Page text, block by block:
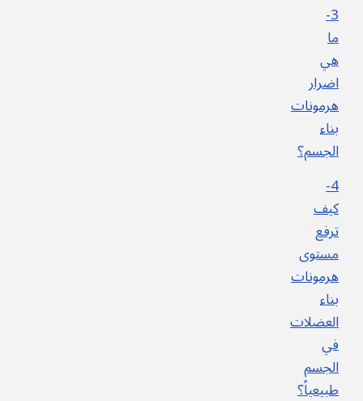
3-
ما
هي
اضرار
هرمونات
بناء
الجسم؟
4-
كيف
ترفع
مستوى
هرمونات
بناء
العضلات
في
الجسم
طبيعياً؟